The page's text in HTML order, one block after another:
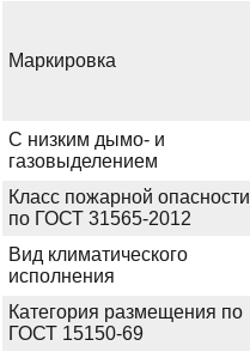
Маркировка
С низким дымо- и
газовыделением
Класс пожарной опасности
по ГОСТ 31565-2012
Вид климатического
исполнения
Категория размещения по
ГОСТ 15150-69